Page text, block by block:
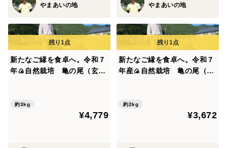
◇大自然に感謝！「使わないこだわり」のお米作り
私たちのお米作りは、江戸時代を思わせる小さな里山
から始まります。自然の力を最大限に活かした農法で、
次のような特徴があります。
◇ほっこり優しい「やさしい味」の自然栽培米
るかのようなほっこりとした気持ちにさせてくれるお米
やまあいの地 やまあいの地
新たなご縁を食卓へ。令和７
年🍙自然栽培 亀の尾（玄米
に不使用！
約3kg
¥4,779
新たなご縁を食卓へ。令和７
年産🍙自然栽培 亀の尾（玄
もに不使用！
約2kg
¥3,672